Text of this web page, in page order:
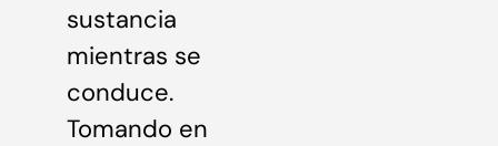
sustancia
mientras se
conduce.
Tomando en